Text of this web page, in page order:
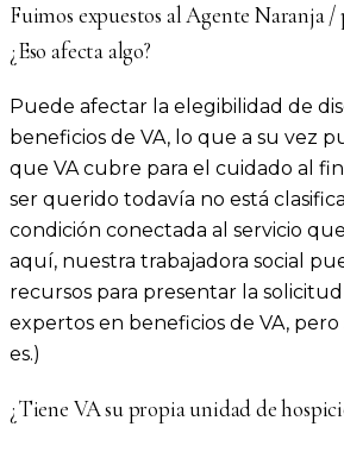
Fuimos expuestos al Agente Naranja /
¿Eso afecta algo?
Puede afectar la elegibilidad de
beneficios de VA, lo que a su vez
que VA cubre para el cuidado al
ser querido todavía no está
condición conectada al servicio
aquí, nuestra trabajadora social
recursos para presentar la solicitud
expertos en beneficios de VA,
es.)
¿Tiene VA su propia unidad de